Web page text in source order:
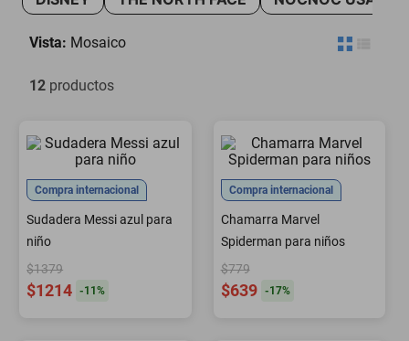
Vista: Mosaico
12 productos
Compra internacional
Sudadera Messi azul para
niño
$1379
$1214 -11%
Compra internacional
Chamarra Marvel
Spiderman para niños
$779
$639 -17%